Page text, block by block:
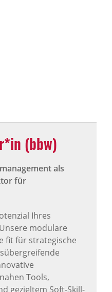
(bbw)
als
für
Ihres
modulare
fit für strategische
Tools,
gezieltem Soft-Skill-